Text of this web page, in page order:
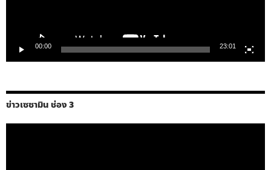
00:00 23:01
ข่าวเซซามิน ช่อง 3
ตัว